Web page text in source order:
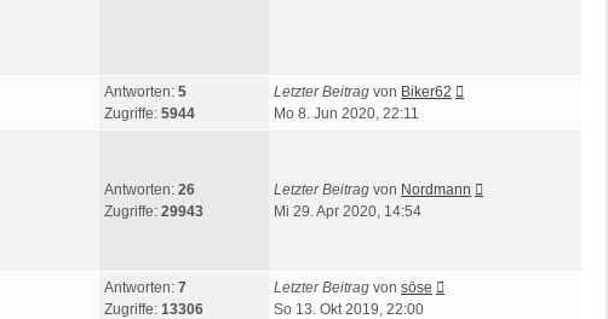
Antworten: 5
Zugriffe: 5944
Letzter Beitrag von Biker62
Mo 8. Jun 2020, 22:11
Antworten: 26
Zugriffe: 29943
Letzter Beitrag von Nordmann
Mi 29. Apr 2020, 14:54
Antworten: 7
Zugriffe: 13306
Letzter Beitrag von söse
So 13. Okt 2019, 22:00